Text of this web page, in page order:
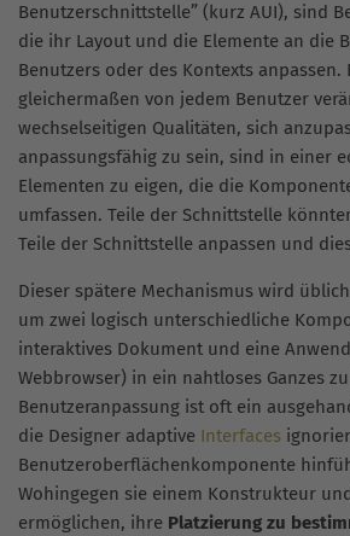
Benutzerschnittstelle” (kurz AUI), sind
die ihr Layout und die Elemente an die
Benutzers oder des Kontexts anpassen.
gleichermaßen von jedem Benutzer
wechselseitigen Qualitäten, sich
anpassungsfähig zu sein, sind in einer
Elementen zu eigen, die die
umfassen. Teile der Schnittstelle
Teile der Schnittstelle anpassen und
Dieser spätere Mechanismus wird
um zwei logisch unterschiedliche
interaktives Dokument und eine
Webbrowser) in ein nahtloses Ganzes
Benutzeranpassung ist oft ein
die Designer adaptive Interfaces
Benutzeroberflächenkomponente
Wohingegen sie einem Konstrukteur
ermöglichen, ihre Platzierung zu